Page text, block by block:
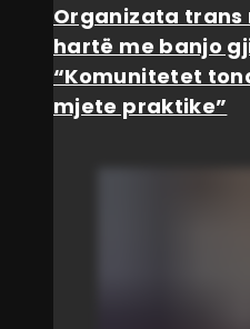
Organizata trans
hartë me banjo
“Komunitetet
mjete praktike”